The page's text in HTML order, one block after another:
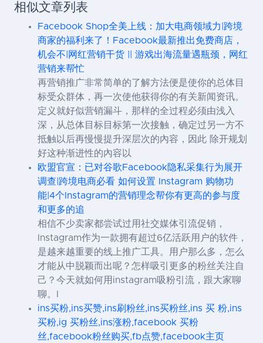
相似文章列表
Facebook Shop全美上线：加大电商领域力|跨境
商家的福利来了！Facebook最新推出免费商店，
机会不|网红营销干货 || 游戏出海流量遇瓶颈，网红
营销来帮忙
再营销推广非常简单的了解方法便是使你的总体目
标受众群体，再一次使他获得你的有关新闻资讯。
定义就好似营销漏斗，那样的全过程必须由浅入
深，从总体目标目标第一次接触，确定过另一方不
抵触以后再慢慢提升深层次的內容，因此 除开规划
好这种渐进性的內容以
欧盟官宣：已对谷歌Facebook隐私采集行为展开
调查|跨境电商必看 如何设置 Instagram 购物功
能|4个Instagram的营销理念帮你有更高的参与度
和更多的追
相信不少卖家都尝试过用社交媒体引流促销，
Instagram作为一款拥有超过6亿活跃用户的软件，
是越来越重要的线上推广工具。用户那么多，怎么
才能从中脱颖而出呢？怎样吸引更多的粉丝关注自
己？今天就如何用instagram吸粉引流，跟大家聊
聊。I
ins买粉,ins买赞,ins刷粉丝,ins买粉丝,ins 买 粉,ins
买粉,ig 买粉丝,ins涨粉,facebook 买粉
丝,facebook粉丝购买,fb点赞,facebook主页